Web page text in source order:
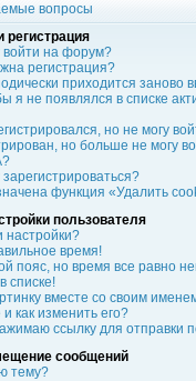
вопросы
войти на форум?
регистрация?
приходится заново
я не появлялся в списке
но не могу
но больше не могу
функция «Удалить
пользователя
настройки?
время!
пояс, но время все равно
списке!
вместе со своим
как изменить его?
ссылку для отправки
сообщений
тему?